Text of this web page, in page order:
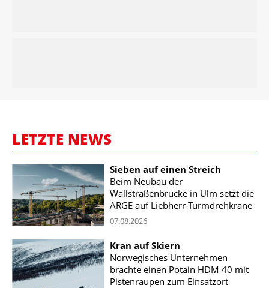
LETZTE NEWS
Sieben auf einen Streich
Beim Neubau der
Wallstraßenbrücke in Ulm setzt die
ARGE auf Liebherr-Turmdrehkrane
07.08.2026
Kran auf Skiern
Norwegisches Unternehmen
brachte einen Potain HDM 40 mit
Pistenraupen zum Einsatzort